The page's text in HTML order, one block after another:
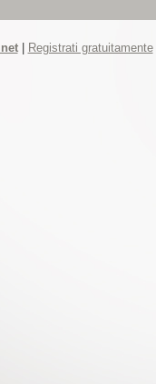
| Registrati gratuitamente|